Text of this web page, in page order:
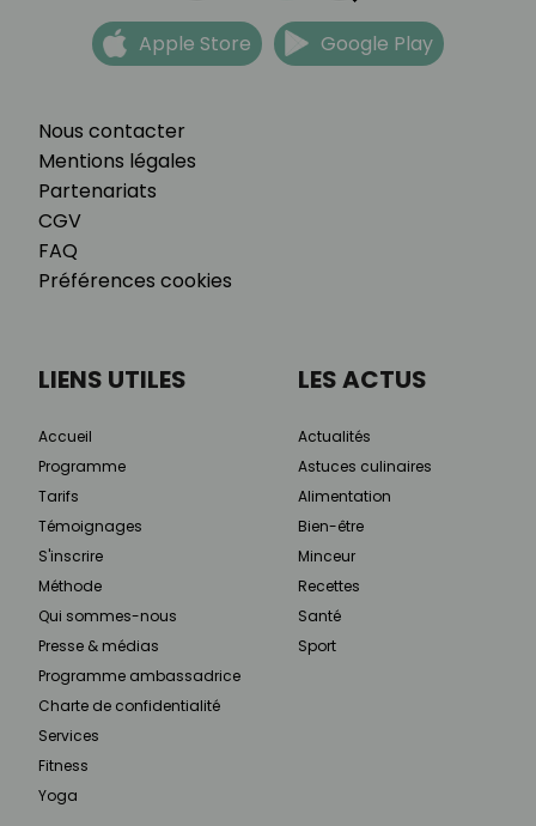
Nous contacter
Mentions légales
Partenariats
CGV
FAQ
Préférences cookies
Apple Store Google Play
LIENS UTILES
Accueil
Programme
Tarifs
Témoignages
S'inscrire
Méthode
Qui sommes-nous
Presse & médias
Programme ambassadrice
Charte de confidentialité
Services
Fitness
Yoga
LES ACTUS
Actualités
Astuces culinaires
Alimentation
Bien-être
Minceur
Recettes
Santé
Sport